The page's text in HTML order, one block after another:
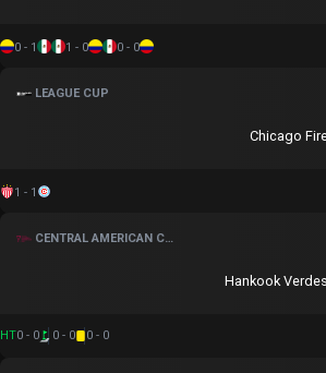
0 - 1 1 - 0 0 - 0
LEAGUE CUP
Chicago
1 - 1
CENTRAL AMERICAN CUP
Hankook Verdes
HT0 - 0 0 - 0 0 - 0